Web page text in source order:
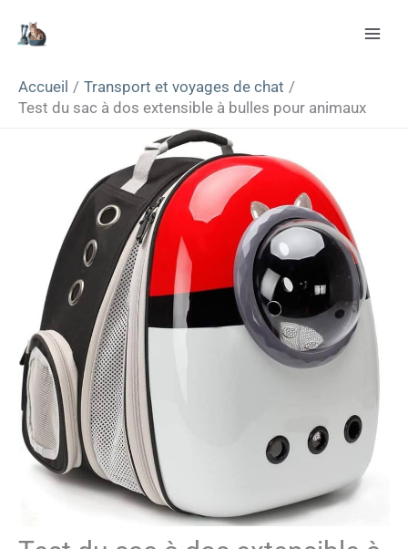
Accueil
Transport et voyages de chat
Test du sac à dos extensible à bulles pour animaux